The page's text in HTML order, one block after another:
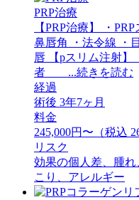
PRP治療
【PRP治療】 ・
鼻唇角 ・法令線 ・
唇 【pスリム注射】
者 ...続きを読む
経過
術後 3年7ヶ月
料金
245,000円〜（税込
リスク
効果の個人差、腫
こり、アレルギー